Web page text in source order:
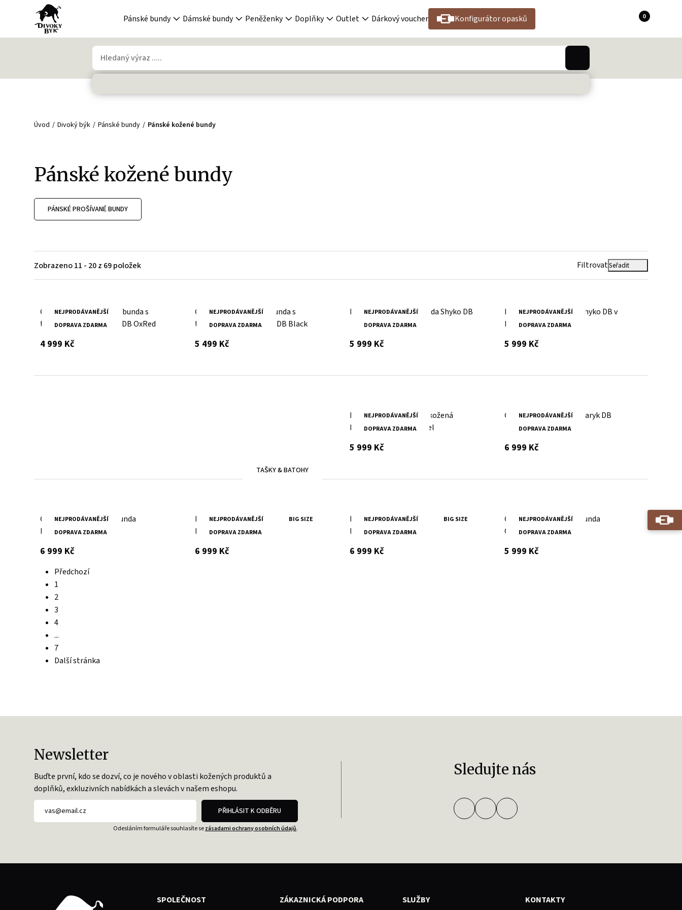
Pánské bundy Dámské bundy Peněženky Doplňky Outlet Dárkový voucher Konfigurátor opasků 0
Úvod Divoký býk Pánské bundy Pánské kožené bundy
Pánské kožené bundy
PÁNSKÉ PROŠÍVANÉ BUNDY
Zobrazeno 11 - 20 z 69 položek FiltrovatSeřadit
NEJPRODÁVANĚJŠÍ
DOPRAVA ZDARMA
Červená kožená pánská bunda s
textilni kapucí MMRyxo DB OxRed
4 999 Kčs DPH
NEJPRODÁVANĚJŠÍ
DOPRAVA ZDARMA
Černá kožená pánská bunda s
textilni kapucí MMRyxo DB Black
5 499 Kčs DPH
NEJPRODÁVANĚJŠÍ
DOPRAVA ZDARMA
Bílá pánská kožená bunda Shyko DB
5 999 Kčs DPH
NEJPRODÁVANĚJŠÍ
DOPRAVA ZDARMA
Pánská kožená bunda Shyko DB v
barvě antacitové
5 999 Kčs DPH
TAŠKY & BATOHY
NEJPRODÁVANĚJŠÍ
DOPRAVA ZDARMA
Pánská tmavě červená kožená
bunda Divoký býk Ismael
5 999 Kčs DPH
NEJPRODÁVANĚJŠÍ
DOPRAVA ZDARMA
Černé kožené sako DMJaryk DB
6 999 Kčs DPH
NEJPRODÁVANĚJŠÍ
DOPRAVA ZDARMA
Černá kožená pánská bunda
DMThees
6 999 Kčs DPH
NEJPRODÁVANĚJŠÍ
BIG SIZE
DOPRAVA ZDARMA
Pánská hnědá kožená bunda s
kapucí DMLian DB
6 999 Kčs DPH
NEJPRODÁVANĚJŠÍ
BIG SIZE
DOPRAVA ZDARMA
Pánská černá kožená bunda s kapucí
DMLian DB
6 999 Kčs DPH
NEJPRODÁVANĚJŠÍ
DOPRAVA ZDARMA
Černá pánská kožená bunda
GMRaysam DB
5 999 Kčs DPH
Předchozí
1
2
3
4
...
7
Další stránka
Newsletter
Buďte první, kdo se dozví, co je nového v oblasti kožených produktů a
doplňků, exkluzivních nabídkách a slevách v našem eshopu.
PŘIHLÁSIT K ODBĚRU
Odesláním formuláře souhlasíte sezásadami ochrany osobních údajů.
Sledujte nás
SPOLEČNOST ZÁKAZNICKÁ PODPORA SLUŽBY KONTAKTY